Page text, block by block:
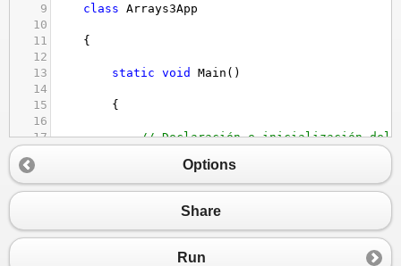
9
class Arrays3App
10
11
    {
12
13
static void Main ()
14
15
        {
16
17
// Declaración e inicialización del
19
string[] nombres
20
23
for (int i=0; i<nombres.Length; i++
Options
Share
Run